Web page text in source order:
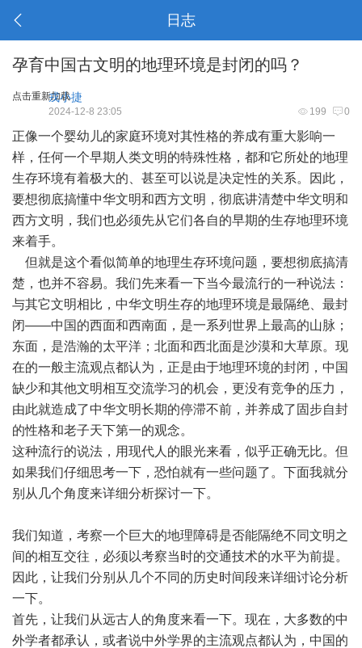
日志
孕育中国古文明的地理环境是封闭的吗？
点击重新加载
戎小捷
199 0
2024-12-8 23:05
正像一个婴幼儿的家庭环境对其性格的养成有重大影响一
样，任何一个早期人类文明的特殊性格，都和它所处的地理
生存环境有着极大的、甚至可以说是决定性的关系。因此，
要想彻底搞懂中华文明和西方文明，彻底讲清楚中华文明和
西方文明，我们也必须先从它们各自的早期的生存地理环境
来着手。
但就是这个看似简单的地理生存环境问题，要想彻底搞清
楚，也并不容易。我们先来看一下当今最流行的一种说法：
与其它文明相比，中华文明生存的地理环境是最隔绝、最封
闭——中国的西面和西南面，是一系列世界上最高的山脉；
东面，是浩瀚的太平洋；北面和西北面是沙漠和大草原。现
在的一般主流观点都认为，正是由于地理环境的封闭，中国
缺少和其他文明相互交流学习的机会，更没有竞争的压力，
由此就造成了中华文明长期的停滞不前，并养成了固步自封
的性格和老子天下第一的观念。
这种流行的说法，用现代人的眼光来看，似乎正确无比。但
如果我们仔细思考一下，恐怕就有一些问题了。下面我就分
别从几个角度来详细分析探讨一下。
我们知道，考察一个巨大的地理障碍是否能隔绝不同文明之
间的相互交往，必须以考察当时的交通技术的水平为前提。
因此，让我们分别从几个不同的历史时间段来详细讨论分析
一下。
首先，让我们从远古人的角度来看一下。现在，大多数的中
外学者都承认，或者说中外学界的主流观点都认为，中国的